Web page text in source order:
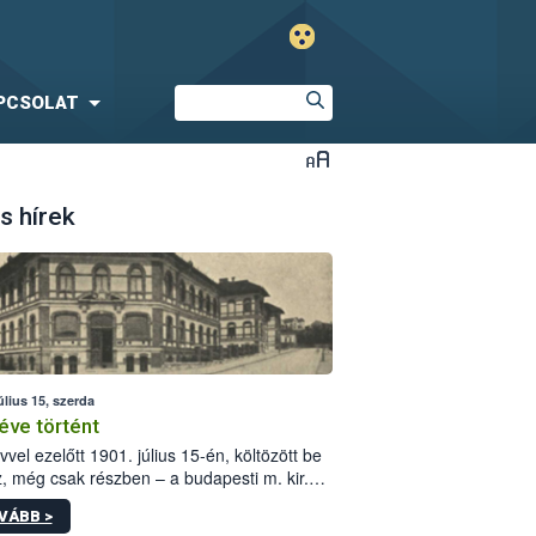
hírek
15, szerda
történt
ezelőtt 1901. július 15-én, költözött be
még csak részben – a budapesti m. kir.
állomás a Kis Rókus utca
alatti, Czigler Győző által tervezett új
>